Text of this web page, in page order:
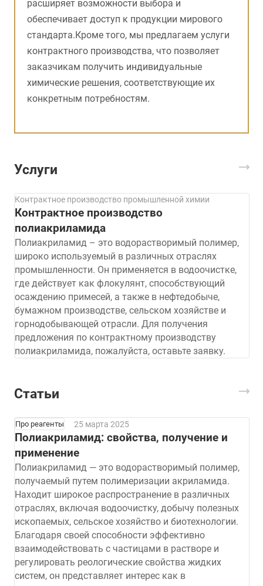
расширяет возможности выбора и
обеспечивает доступ к продукции мирового
стандарта.Кроме того, мы предлагаем услуги
контрактного производства, что позволяет
заказчикам получить индивидуальные
химические решения, соответствующие их
конкретным потребностям.
Услуги
Контрактное производство промышленной химии
Контрактное производство
полиакриламида
Полиакриламид – это водорастворимый полимер,
широко используемый в различных отраслях
промышленности. Он применяется в водоочистке,
где действует как флокулянт, способствующий
осаждению примесей, а также в нефтедобыче,
бумажном производстве, сельском хозяйстве и
горнодобывающей отрасли. Для получения
предложения по контрактному производству
полиакриламида, пожалуйста, оставьте заявку.
Статьи
Про реагенты 25 марта 2025
Полиакриламид: свойства, получение и
применение
Полиакриламид — это водорастворимый полимер,
получаемый путем полимеризации акриламида.
Находит широкое распространение в различных
отраслях, включая водоочистку, добычу полезных
ископаемых, сельское хозяйство и биотехнологии.
Благодаря своей способности эффективно
взаимодействовать с частицами в растворе и
регулировать реологические свойства жидких
систем, он представляет интерес как в